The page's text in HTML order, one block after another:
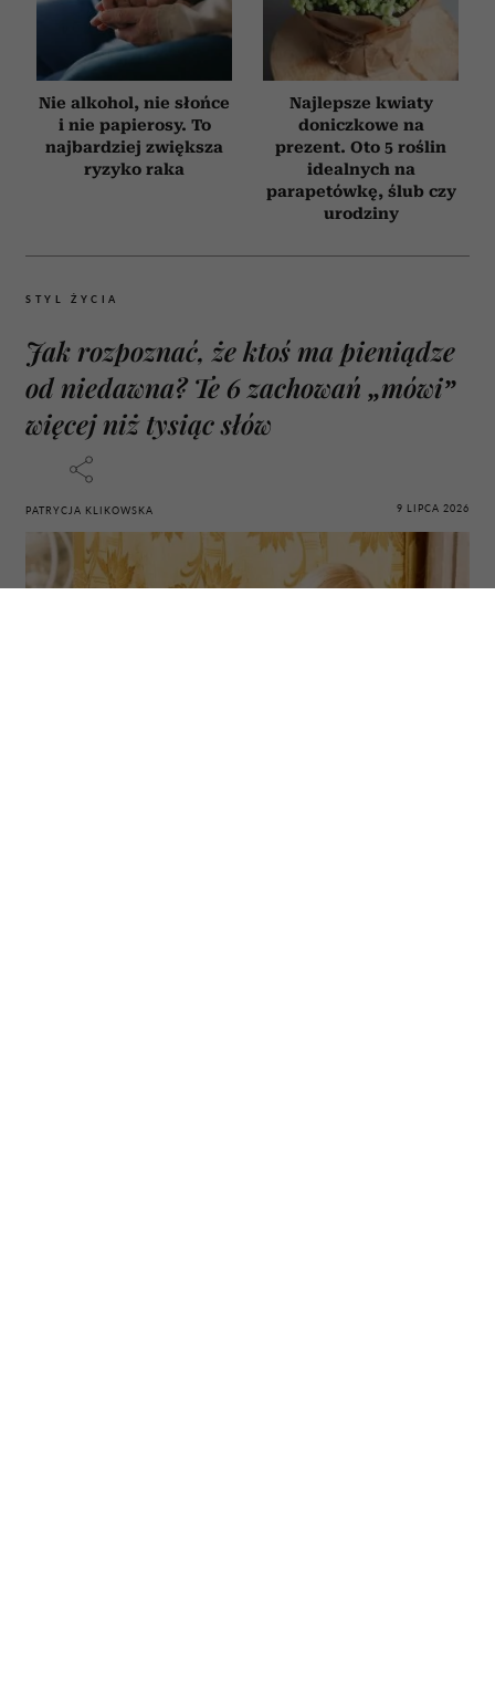
Nie alkohol, nie słońce
i nie papierosy. To
najbardziej zwiększa
ryzyko raka
Najlepsze kwiaty
doniczkowe na
prezent. Oto 5 roślin
idealnych na
parapetówkę, ślub czy
urodziny
STYL ŻYCIA
Jak rozpoznać, że ktoś ma pieniądze
od niedawna? Te 6 zachowań „mówi”
więcej niż tysiąc słów
PATRYCJA KLIKOWSKA 9 LIPCA 2026